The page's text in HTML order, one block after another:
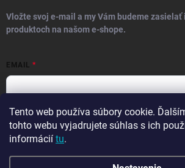
Tento web používa súbory cookie.
tohto webu vyjadrujete súhlas s ich
informácií tu.
Vložte svoj e-mail a my Vám budeme zasielať
produktoch na našom e-shope.
EMAIL
Vložením e-mailu súhlasíte spodmienkami
údajov
Prihlásiť sa